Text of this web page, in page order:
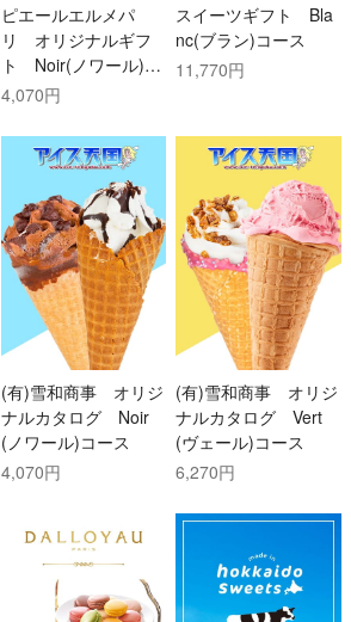
ピエールエルメパ
リ オリジナルギフ
ト Noir(ノワール)コ
ース
4,070円
スイーツギフト Bla
nc(ブラン)コース
11,770円
(有)雪和商事 オリジ
ナルカタログ Noir
(ノワール)コース
4,070円
(有)雪和商事 オリジ
ナルカタログ Vert
(ヴェール)コース
6,270円